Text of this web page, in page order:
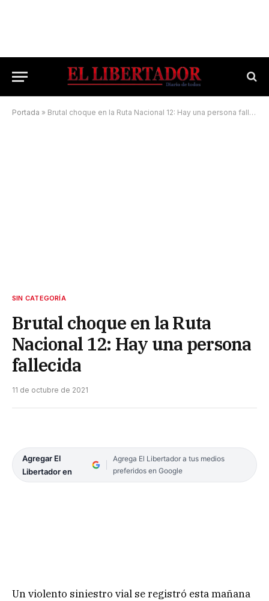
Portada » Brutal choque en la Ruta Nacional 12: Hay una persona fallecida
SIN CATEGORÍA
Brutal choque en la Ruta
Nacional 12: Hay una persona
fallecida
11 de octubre de 2021
Agregar El
Libertador en
Agrega El Libertador a tus medios
preferidos en Google
Un violento siniestro vial se registró esta mañana